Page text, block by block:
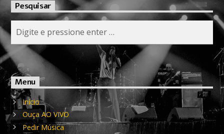
Pesquisar
Menu
Início
Ouça AO VIVO
Pedir Música